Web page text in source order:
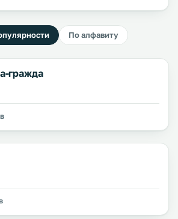
По алфавиту
гражда